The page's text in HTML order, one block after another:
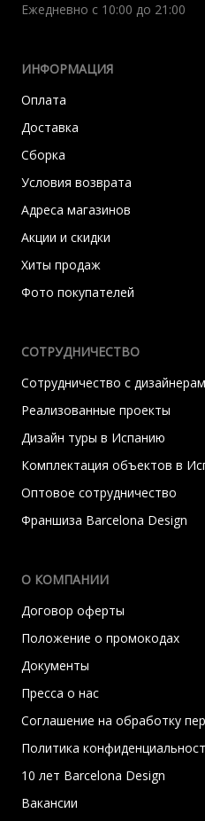
Ежедневно с 10:00 до 21:00
ИНФОРМАЦИЯ
Оплата
Доставка
Сборка
Условия возврата
Адреса магазинов
Акции и скидки
Хиты продаж
Фото покупателей
СОТРУДНИЧЕСТВО
Сотрудничество с
Реализованные проекты
Дизайн туры в Испанию
Комплектация объектов в
Оптовое сотрудничество
Франшиза Barcelona Design
О КОМПАНИИ
Договор оферты
Положение о промокодах
Документы
Пресса о нас
Соглашение на обработку
Политика
10 лет Barcelona Design
Вакансии